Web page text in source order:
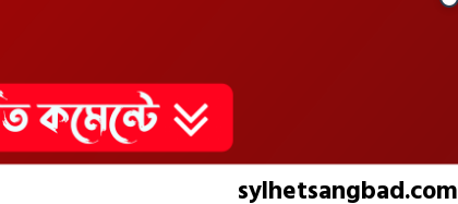
sylhetsangbad.com